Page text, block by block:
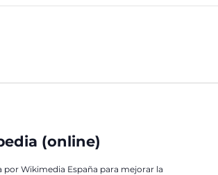
(online)
por Wikimedia España para mejorar la